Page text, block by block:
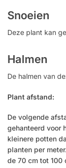
Snoeien
Deze plant kan
Halmen
De halmen van
Plant afstand:
De volgende
gehanteerd voor
kleinere potten
planten per
de 70 cm tot 100